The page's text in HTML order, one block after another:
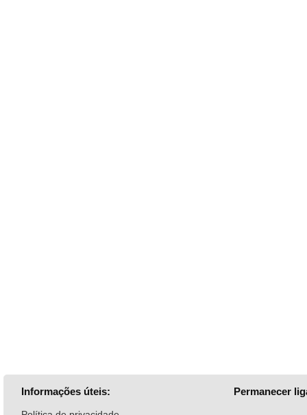
Informações úteis: Permanecer